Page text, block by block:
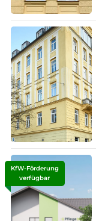
KfW-Förderung
verfügbar